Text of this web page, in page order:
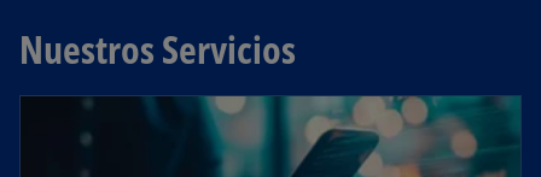
Nuestros Servicios